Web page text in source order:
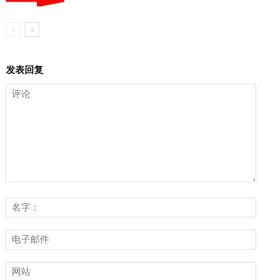
发表回复